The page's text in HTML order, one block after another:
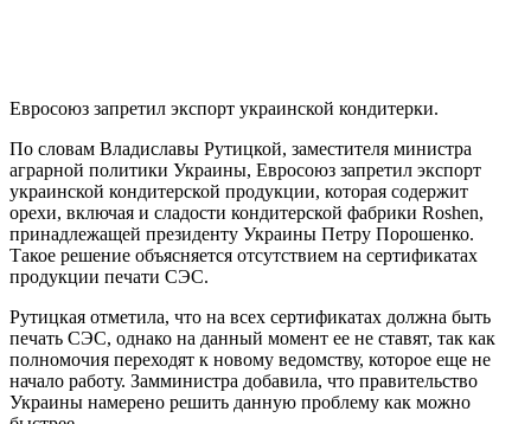
Евросоюз запретил экспорт украинской кондитерки.
По словам Владиславы Рутицкой, заместителя министра
аграрной политики Украины, Евросоюз запретил экспорт
украинской кондитерской продукции, которая содержит
орехи, включая и сладости кондитерской фабрики Roshen,
принадлежащей президенту Украины Петру Порошенко.
Такое решение объясняется отсутствием на сертификатах
продукции печати СЭС.
Рутицкая отметила, что на всех сертификатах должна быть
печать СЭС, однако на данный момент ее не ставят, так как
полномочия переходят к новому ведомству, которое еще не
начало работу. Замминистра добавила, что правительство
Украины намерено решить данную проблему как можно